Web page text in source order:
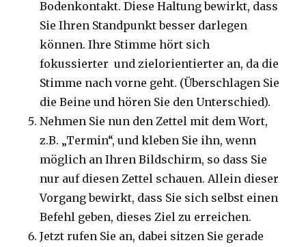
Bodenkontakt. Diese Haltung bewirkt, dass
Sie Ihren Standpunkt besser darlegen
können. Ihre Stimme hört sich
fokussierter und zielorientierter an, da die
Stimme nach vorne geht. (Überschlagen Sie
die Beine und hören Sie den Unterschied).
Nehmen Sie nun den Zettel mit dem Wort,
z.B. „Termin“, und kleben Sie ihn, wenn
möglich an Ihren Bildschirm, so dass Sie
nur auf diesen Zettel schauen. Allein dieser
Vorgang bewirkt, dass Sie sich selbst einen
Befehl geben, dieses Ziel zu erreichen.
Jetzt rufen Sie an, dabei sitzen Sie gerade